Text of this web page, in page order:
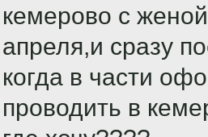
кемерово с
апреля,и сразу
когда в части
проводить в